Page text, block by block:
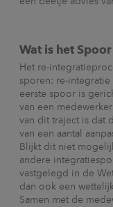
Wat is het
Het re-
sporen: re-integratie
eerste spoor is
van een
van dit traject is dat
van een aantal
Blijkt dit niet
andere
vastgelegd in de
dan ook een
Samen met de